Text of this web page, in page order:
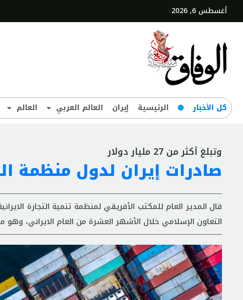
أغسطس 6, 2026
کل‌ الأخبار الرئيسية إيران العالم العربي العالم
وتبلغ أكثر من 27 مليار دولار
صادرات إيران لدول منظمة
التعاون الإسلامي خلال الأشهر العشرة من العام الايراني، وهو ما يمثل نمواً بنسبة